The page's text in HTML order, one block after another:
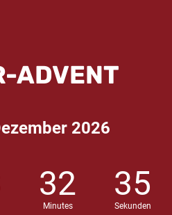
ADVENT
2026
32
Minutes
34
Sekunden